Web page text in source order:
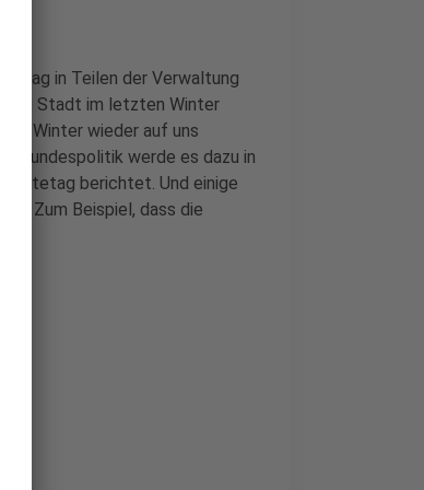
in Teilen der Verwaltung
die Stadt im letzten Winter
Winter wieder auf uns
Bundespolitik werde es dazu in
berichtet. Und einige
Zum Beispiel, dass die